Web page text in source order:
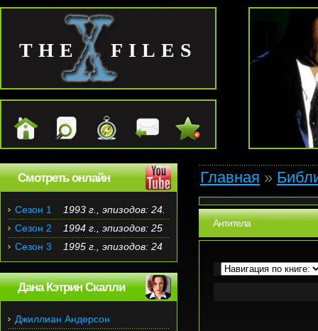
THE FILES
Главная »
Антитела
Смотреть онлайн
Сезон 1
1993 г., эпизодов: 24.
Сезон 2
1994 г., эпизодов: 25
Сезон 3
1995 г., эпизодов: 24
Дана Кэтрин Скалли
Джиллиан Андерсон